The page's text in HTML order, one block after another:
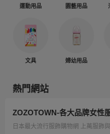
運動用品 園藝用品
文具 婦幼用品
熱門網站
ZOZOTOWN-各大品牌女性
日本最大流行服飾購物網 上萬服飾